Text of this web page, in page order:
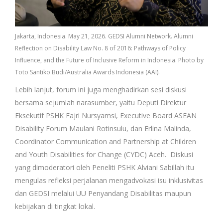
Jakarta, Indonesia. May 21, 2026. GEDSI Alumni Network. Alumni
Reflection on Disability Law No. 8 of 2016: Pathways of Policy
Influence, and the Future of Inclusive Reform in Indonesia. Photo by
Toto Santiko Budi/Australia Awards Indonesia (AAI).
Lebih lanjut, forum ini juga menghadirkan sesi diskusi
bersama sejumlah narasumber, yaitu Deputi Direktur
Eksekutif PSHK Fajri Nursyamsi, Executive Board ASEAN
Disability Forum Maulani Rotinsulu, dan Erlina Malinda,
Coordinator Communication and Partnership at Children
and Youth Disabilities for Change (CYDC) Aceh. Diskusi
yang dimoderatori oleh Peneliti PSHK Alviani Sabillah itu
mengulas refleksi perjalanan mengadvokasi isu inklusivitas
dan GEDSI melalui UU Penyandang Disabilitas maupun
kebijakan di tingkat lokal.